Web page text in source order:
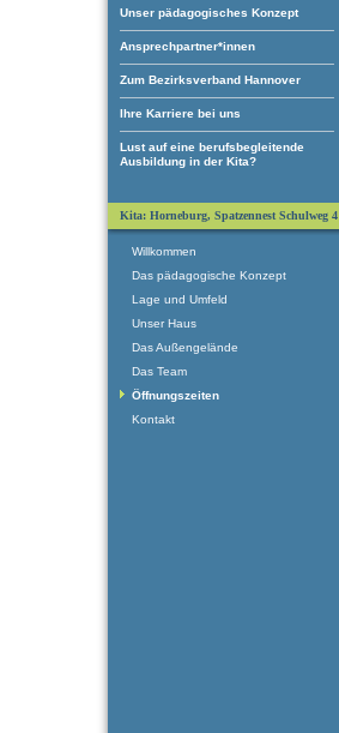
Unser pädagogisches Konzept
Ansprechpartner*innen
Zum Bezirksverband Hannover
Ihre Karriere bei uns
Lust auf eine berufsbegleitende
Ausbildung in der Kita?
Kita: Horneburg, Spatzennest Schulweg 4
Willkommen
Das pädagogische Konzept
Lage und Umfeld
Unser Haus
Das Außengelände
Das Team
Öffnungszeiten
Kontakt